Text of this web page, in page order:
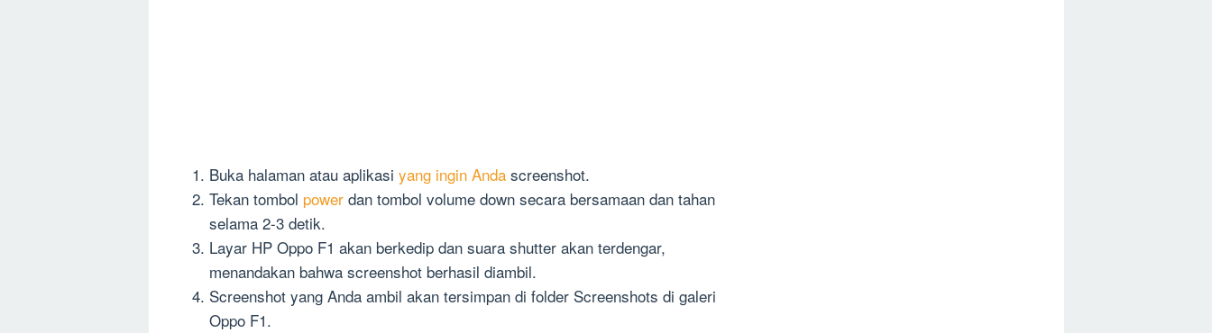
Buka halaman atau aplikasi yang ingin Anda screenshot.
Tekan tombol power dan tombol volume down secara bersamaan dan tahan
selama 2-3 detik.
Layar HP Oppo F1 akan berkedip dan suara shutter akan terdengar,
menandakan bahwa screenshot berhasil diambil.
Screenshot yang Anda ambil akan tersimpan di folder Screenshots di galeri
Oppo F1.